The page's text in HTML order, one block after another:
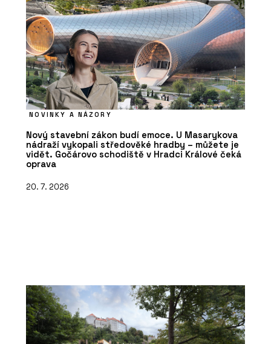
NOVINKY A NÁZORY
Nový stavební zákon budí emoce. U Masarykova
nádraží vykopali středověké hradby – můžete je
vidět. Gočárovo schodiště v Hradci Králové čeká
oprava
20. 7. 2026